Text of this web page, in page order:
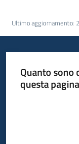
Programmi
Ultimo aggiornamento:
Quanto sono
questa